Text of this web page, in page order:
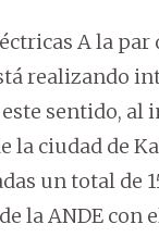
A la par
realizando
sentido, al
ciudad de
un total de
la ANDE con